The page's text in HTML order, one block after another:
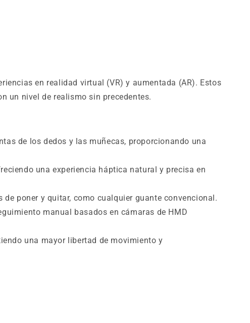
en realidad virtual (VR) y aumentada (AR). Estos
un nivel de realismo sin precedentes.
de los dedos y las muñecas, proporcionando una
una experiencia háptica natural y precisa en
poner y quitar, como cualquier guante convencional.
manual basados en cámaras de HMD
una mayor libertad de movimiento y